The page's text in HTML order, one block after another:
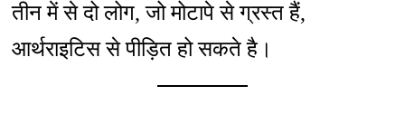
तीन में से दो लोग, जो मोटापे से ग्रस्त हैं,
आर्थराइटिस से पीड़ित हो सकते है।